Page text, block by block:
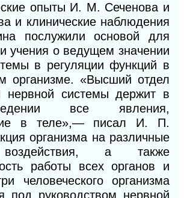
опыты И. М. Сеченова и
и клинические наблюдения
послужили основой для
учения о ведущем значении
в регуляции функций в
организме. «Высший отдел
нервной системы держит в
все явления,
в теле»,— писал И. П.
организма на различные
а также
работы всех органов и
человеческого организма
под руководством нервной